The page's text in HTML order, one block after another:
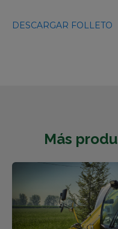
DESCARGAR FOLLETO
Más